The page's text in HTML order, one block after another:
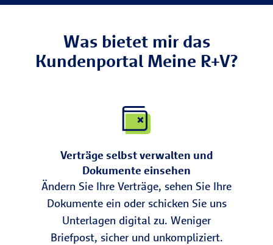
Was bietet mir das
Kundenportal Meine R+V?
Verträge selbst verwalten und
Dokumente einsehen
Ändern Sie Ihre Verträge, sehen Sie Ihre
Dokumente ein oder schicken Sie uns
Unterlagen digital zu. Weniger
Briefpost, sicher und unkompliziert.